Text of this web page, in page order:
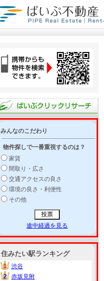
みんなのこだわり
物件探しで一番重視するのは？
家賃
間取り・広さ
交通アクセスの良さ
環境の良さ・利便性
その他
途中経過を見る
住みたい駅ランキング
1
1
渋谷
2
2
赤坂見附